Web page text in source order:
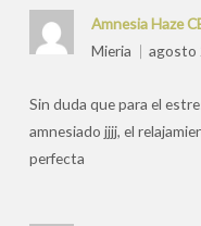
Amnesia Haze
Mieria
agosto
Sin duda que para el
amnesiado jjjj, el
perfecta